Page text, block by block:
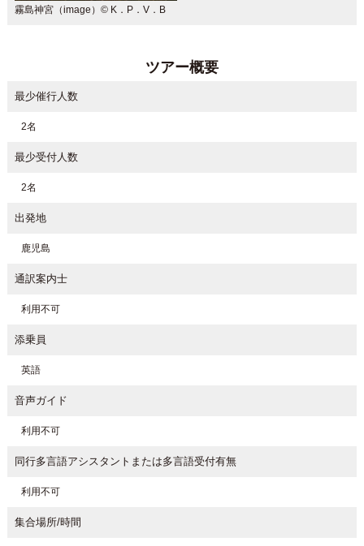
霧島神宮（image）© K．P．V．B
ツアー概要
最少催行人数
2名
最少受付人数
2名
出発地
鹿児島
通訳案内士
利用不可
添乗員
英語
音声ガイド
利用不可
同行多言語アシスタントまたは多言語受付有無
利用不可
集合場所/時間